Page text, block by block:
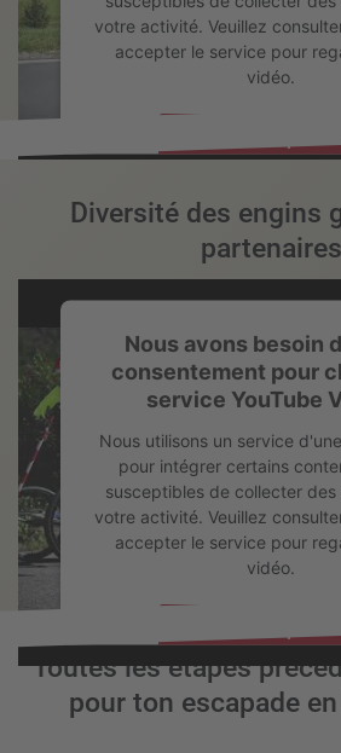
votre activité. Veuillez
accepter le service pour
vidéo.
Accepter
Usercentrics Consent
Diversité des engins
partenaires
Nous avons besoin
consentement pour
service YouTube
Nous utilisons un service
pour intégrer certains
susceptibles de collecter des
votre activité. Veuillez
accepter le service pour
vidéo.
Accepter
Toutes les étapes
pour ton escapade